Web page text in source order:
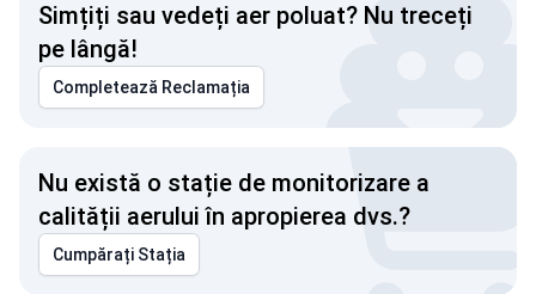
Simțiți sau vedeți aer poluat? Nu treceți
pe lângă!
Completează Reclamația
Nu există o stație de monitorizare a
calității aerului în apropierea dvs.?
Cumpărați Stația